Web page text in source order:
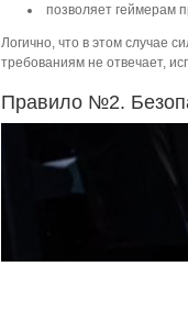
позволяет геймерам
Логично, что в этом случае
требованиям не отвечает,
Правило №2.